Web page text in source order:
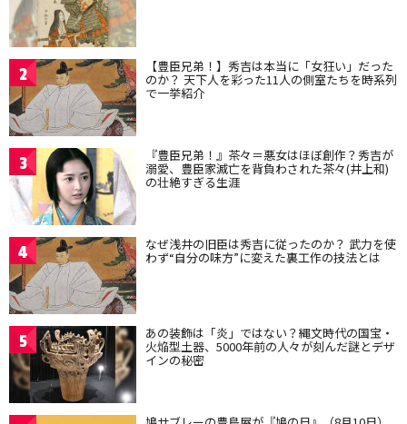
2 【豊臣兄弟！】秀吉は本当に「女狂い」だった
のか？ 天下人を彩った11人の側室たちを時系列
で一挙紹介
3 『豊臣兄弟！』茶々＝悪女はほぼ創作？秀吉が
溺愛、豊臣家滅亡を背負わされた茶々(井上和)
の壮絶すぎる生涯
4 なぜ浅井の旧臣は秀吉に従ったのか？ 武力を使
わず“自分の味方”に変えた裏工作の技法とは
5 あの装飾は「炎」ではない？縄文時代の国宝・
火焔型土器、5000年前の人々が刻んだ謎とデザ
インの秘密